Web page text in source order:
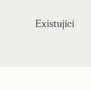
Existující